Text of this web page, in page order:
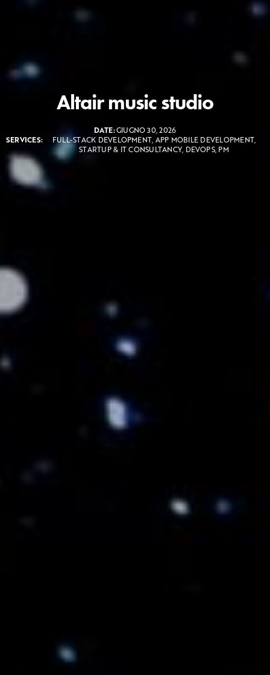
Altair music studio
DATE:GIUGNO 30, 2026
SERVICES:
FULL-STACK DEVELOPMENT, APP MOBILE DEVELOPMENT,
STARTUP & IT CONSULTANCY, DEVOPS, PM